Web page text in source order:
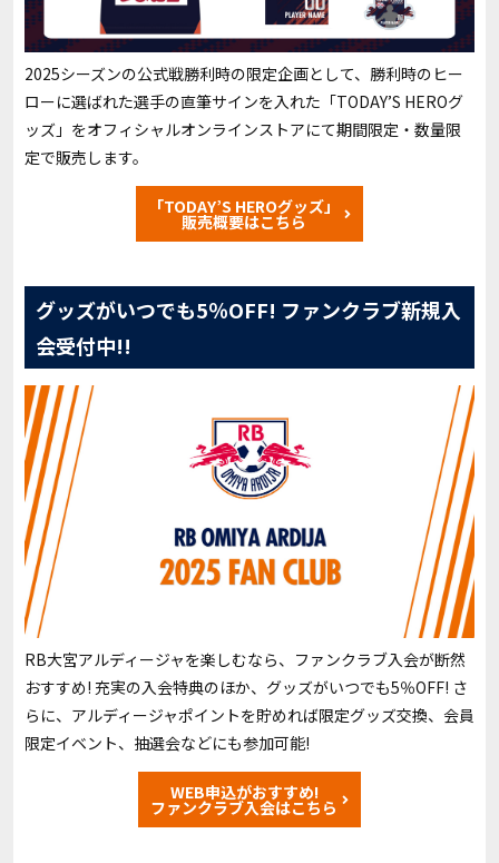
2025シーズンの公式戦勝利時の限定企画として、勝利時のヒー
ローに選ばれた選手の直筆サインを入れた「TODAY’S HEROグ
ッズ」をオフィシャルオンラインストアにて期間限定・数量限
定で販売します。
「TODAY’S HEROグッズ」
販売概要はこちら
グッズがいつでも5％OFF! ファンクラブ新規入
会受付中!!
RB大宮アルディージャを楽しむなら、ファンクラブ入会が断然
おすすめ! 充実の入会特典のほか、グッズがいつでも5％OFF! さ
らに、アルディージャポイントを貯めれば限定グッズ交換、会員
限定イベント、抽選会などにも参加可能!
WEB申込がおすすめ!
ファンクラブ入会はこちら